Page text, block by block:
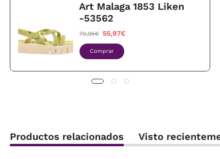
Art Malaga 1853 Liken
-53562
79,95€ 55,97€
Comprar
Productos relacionados Visto